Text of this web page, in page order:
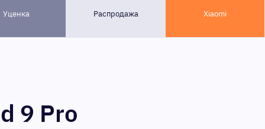
Уценка Распродажа Xiaomi
9 Pro